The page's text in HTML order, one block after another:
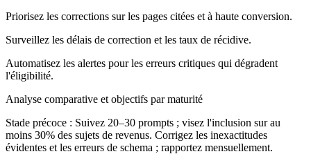
Priorisez les corrections sur les pages citées et à haute conversion.
Surveillez les délais de correction et les taux de récidive.
Automatisez les alertes pour les erreurs critiques qui dégradent
l'éligibilité.
Analyse comparative et objectifs par maturité
Stade précoce : Suivez 20–30 prompts ; visez l'inclusion sur au
moins 30% des sujets de revenus. Corrigez les inexactitudes
évidentes et les erreurs de schema ; rapportez mensuellement.